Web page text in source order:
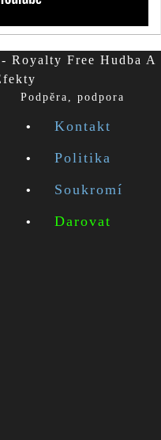
Royalty Free Hudba A
Podpěra, podpora
Kontakt
Politika
Soukromí
Darovat